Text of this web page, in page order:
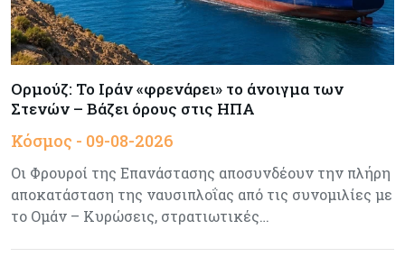
Κόσμος 08-08-2026
Οι πυρκαγιές κατακαίνε την Ευρώπη, αλλά οι
ζημιές δεν είναι ασφαλισμένες
Κόσμος
Γιατί οι κεντρικές τράπεζες αφήνουν τις αγορές
Κόσμος
Ορμούζ: Το Ιράν «φρενάρει» το άνοιγμα των
Στενών – Βάζει όρους στις ΗΠΑ
Κόσμος - 09-08-2026
Οι Φρουροί της Επανάστασης αποσυνδέουν την πλήρη
αποκατάσταση της ναυσιπλοΐας από τις συνομιλίες με
το Ομάν – Κυρώσεις, στρατιωτικές…